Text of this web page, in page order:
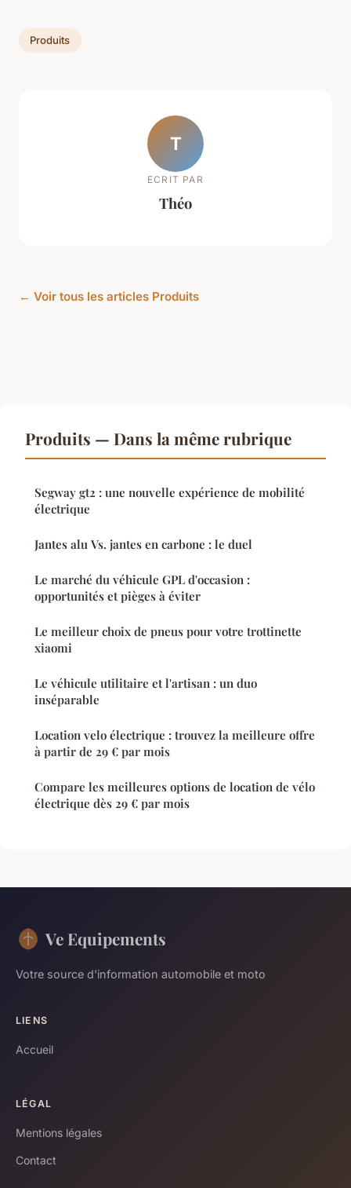
Produits
T
ECRIT PAR
Théo
← Voir tous les articles Produits
Produits — Dans la même rubrique
Segway gt2 : une nouvelle expérience de mobilité
électrique
Jantes alu Vs. jantes en carbone : le duel
Le marché du véhicule GPL d'occasion :
opportunités et pièges à éviter
Le meilleur choix de pneus pour votre trottinette
xiaomi
Le véhicule utilitaire et l'artisan : un duo
inséparable
Location velo électrique : trouvez la meilleure offre
à partir de 29 € par mois
Compare les meilleures options de location de vélo
électrique dès 29 € par mois
Ve Equipements
Votre source d'information automobile et moto
LIENS
Accueil
LÉGAL
Mentions légales
Contact